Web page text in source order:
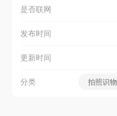
是否联网
发布时间
更新时间
分类 拍照识物